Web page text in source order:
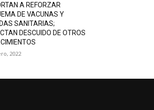
A REFORZAR
DE VACUNAS Y
SANITARIAS;
DESCUIDO DE OTROS
2022